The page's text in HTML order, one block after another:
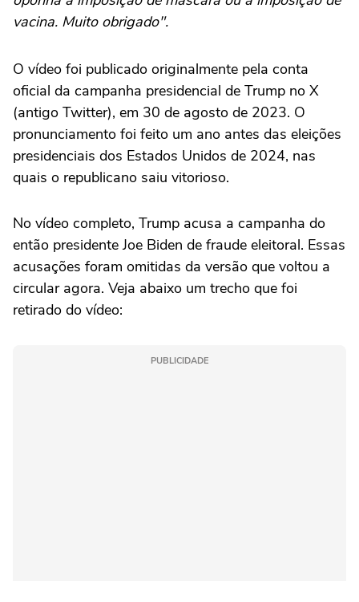
vacina. Muito obrigado".
O vídeo foi publicado originalmente pela conta
oficial da campanha presidencial de Trump no X
(antigo Twitter), em 30 de agosto de 2023. O
pronunciamento foi feito um ano antes das eleições
presidenciais dos Estados Unidos de 2024, nas
quais o republicano saiu vitorioso.
No vídeo completo, Trump acusa a campanha do
então presidente Joe Biden de fraude eleitoral. Essas
acusações foram omitidas da versão que voltou a
circular agora. Veja abaixo um trecho que foi
retirado do vídeo:
PUBLICIDADE